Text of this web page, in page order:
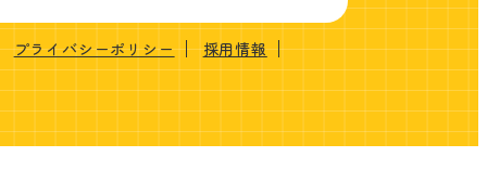
プライバシーポリシー 採用情報